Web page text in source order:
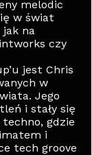
melodic
w świat
jak na
czy
jest Chris
w
Jego
i stały się
gdzie
i
tech groove